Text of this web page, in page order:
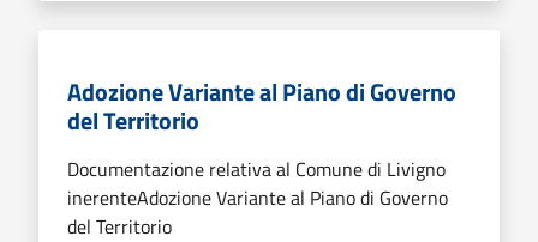
Adozione Variante al Piano di Governo
del Territorio
Documentazione relativa al Comune di Livigno
inerenteAdozione Variante al Piano di Governo
del Territorio